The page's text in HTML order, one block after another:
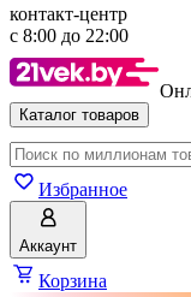
контакт-центр
с 8:00 до 22:00
Каталог товаров
Избранное
Аккаунт
Корзина